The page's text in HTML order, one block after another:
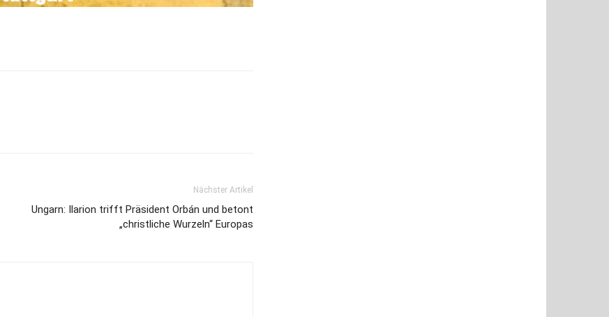
Nächster Artikel
Ungarn: Ilarion trifft Präsident Orbán und betont
„christliche Wurzeln“ Europas